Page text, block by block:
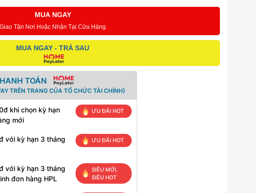
MUA NGAY
Giao Tận Nơi Hoặc Nhận Tại Cửa Hàng
MUA NGAY - TRẢ SAU
TOÁN
TRÊN TRANG CỦA TỔ CHỨC TÀI CHÍNH)
khi chọn kỳ hạn
mới
ƯU ĐÃI HOT
với kỳ hạn 3 tháng
ƯU ĐÃI HOT
với kỳ hạn 3 tháng
đơn hàng HPL
SIÊU MỚI,
SIÊU HOT